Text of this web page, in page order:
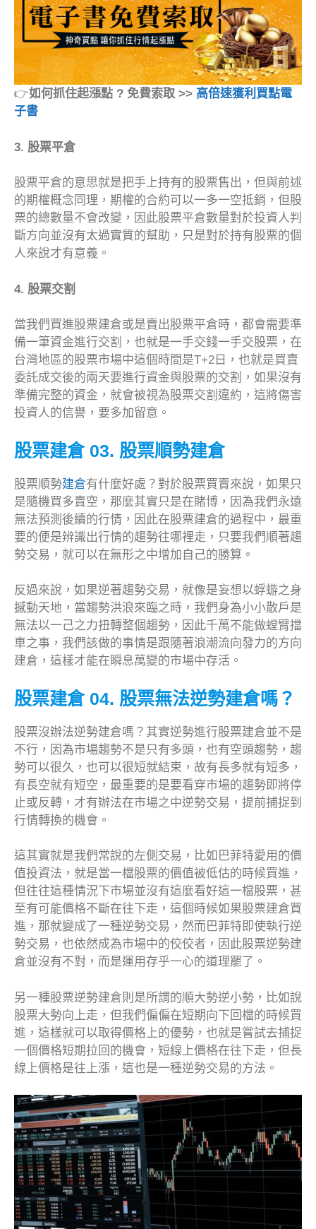
👉如何抓住起漲點 ? 免費索取 >> 高倍速獲利買點電
子書
3. 股票平倉
股票平倉的意思就是把手上持有的股票售出，但與前述
的期權概念同理，期權的合約可以一多一空抵銷，但股
票的總數量不會改變，因此股票平倉數量對於投資人判
斷方向並沒有太過實質的幫助，只是對於持有股票的個
人來說才有意義。
4. 股票交割
當我們買進股票建倉或是賣出股票平倉時，都會需要準
備一筆資金進行交割，也就是一手交錢一手交股票，在
台灣地區的股票市場中這個時間是T+2日，也就是買賣
委託成交後的兩天要進行資金與股票的交割，如果沒有
準備完整的資金，就會被視為股票交割違約，這將傷害
投資人的信譽，要多加留意。
股票建倉 03. 股票順勢建倉
股票順勢建倉有什麼好處？對於股票買賣來說，如果只
是隨機買多賣空，那麼其實只是在賭博，因為我們永遠
無法預測後續的行情，因此在股票建倉的過程中，最重
要的便是辨識出行情的趨勢往哪裡走，只要我們順著趨
勢交易，就可以在無形之中增加自己的勝算。
反過來說，如果逆著趨勢交易，就像是妄想以蜉蝣之身
撼動天地，當趨勢洪浪來臨之時，我們身為小小散戶是
無法以一己之力扭轉整個趨勢，因此千萬不能做螳臂擋
車之事，我們該做的事情是跟隨著浪潮流向發力的方向
建倉，這樣才能在瞬息萬變的市場中存活。
股票建倉 04. 股票無法逆勢建倉嗎？
股票沒辦法逆勢建倉嗎？其實逆勢進行股票建倉並不是
不行，因為市場趨勢不是只有多頭，也有空頭趨勢，趨
勢可以很久，也可以很短就結束，故有長多就有短多，
有長空就有短空，最重要的是要看穿市場的趨勢即將停
止或反轉，才有辦法在市場之中逆勢交易，提前捕捉到
行情轉換的機會。
這其實就是我們常說的左側交易，比如巴菲特愛用的價
值投資法，就是當一檔股票的價值被低估的時候買進，
但往往這種情況下市場並沒有這麼看好這一檔股票，甚
至有可能價格不斷在往下走，這個時候如果股票建倉買
進，那就變成了一種逆勢交易，然而巴菲特即使執行逆
勢交易，也依然成為市場中的佼佼者，因此股票逆勢建
倉並沒有不對，而是運用存乎一心的道理罷了。
另一種股票逆勢建倉則是所謂的順大勢逆小勢，比如說
股票大勢向上走，但我們偏偏在短期向下回檔的時候買
進，這樣就可以取得價格上的優勢，也就是嘗試去捕捉
一個價格短期拉回的機會，短線上價格在往下走，但長
線上價格是往上漲，這也是一種逆勢交易的方法。